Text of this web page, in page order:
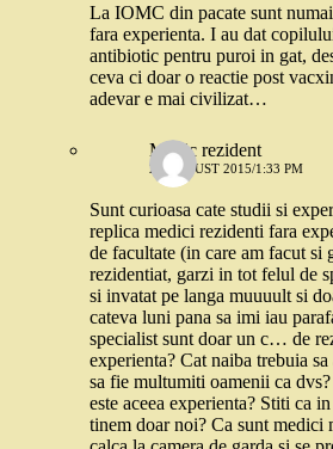
La IOMC din pacate sunt
fara experienta. I au dat
antibiotic pentru puroi in gat,
ceva ci doar o reactie post
adevar e mai civilizat…
Medic rezident
28 AUGUST 2015/1:33 PM
Sunt curioasa cate studii si
replica medici rezidenti fara
de facultate (in care am facut si
rezidentiat, garzi in tot felul de
si invatat pe langa muuuult si
cateva luni pana sa imi iau
specialist sunt doar un c… de
experienta? Cat naiba trebuia
sa fie multumiti oamenii ca
este aceea experienta? Stiti ca
tinem doar noi? Ca sunt medici